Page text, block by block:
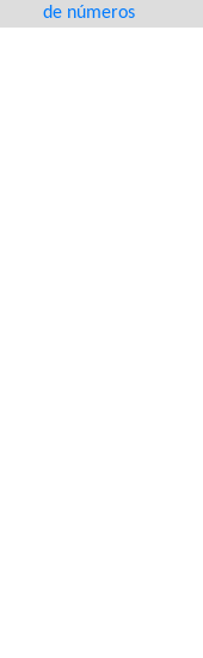
de números